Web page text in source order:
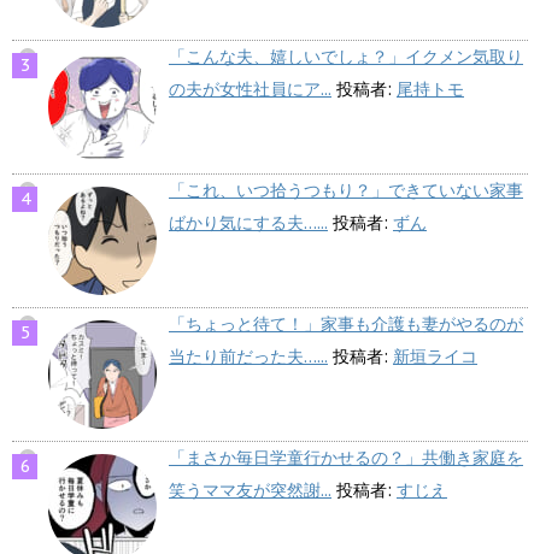
「こんな夫、嬉しいでしょ？」イクメン気取り
の夫が女性社員にア... 投稿者: 尾持トモ
「これ、いつ拾うつもり？」できていない家事
ばかり気にする夫…... 投稿者: ずん
「ちょっと待て！」家事も介護も妻がやるのが
当たり前だった夫…... 投稿者: 新垣ライコ
「まさか毎日学童行かせるの？」共働き家庭を
笑うママ友が突然謝... 投稿者: すじえ